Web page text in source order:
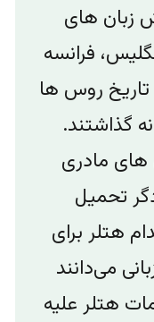
زبان های
فرانسه
تاریخ روس ها
گذاشتند.
های مادری
تحمیل
هتلر برای
می‌دانند
هتلر علیه